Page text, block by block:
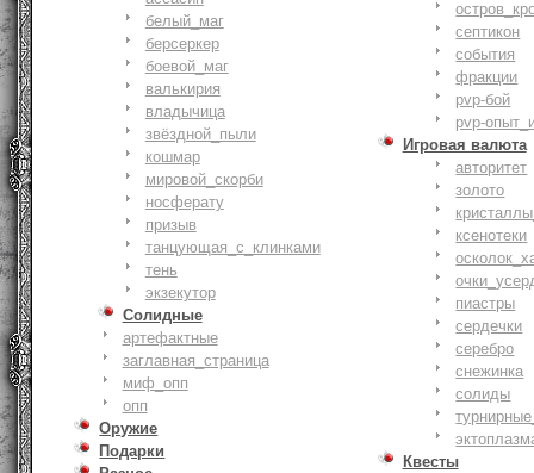
белый_маг
берсеркер
боевой_маг
валькирия
владычица
звёздной_пыли
кошмар
мировой_скорби
носферату
призыв
танцующая_с_клинками
тень
экзекутор
Солидные
артефактные
заглавная_страница
миф_опп
опп
Оружие
Подарки
септикон
события
фракции
pvp-бой
pvp-
Игровая валюта
авторитет
золото
ксенотеки
пиастры
сердечки
серебро
снежинка
солиды
Квесты